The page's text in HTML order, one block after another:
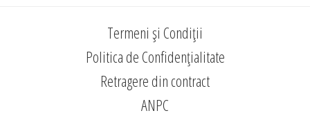
Termeni și Condiții
Politica de Confidențialitate
Retragere din contract
ANPC